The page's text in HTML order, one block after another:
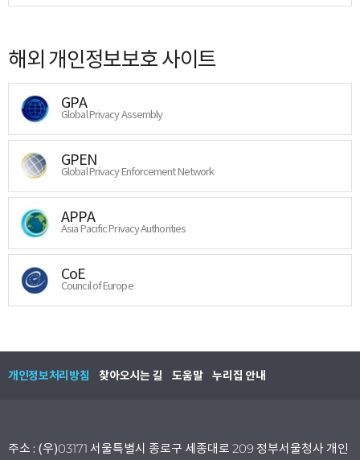
해외 개인정보보호 사이트
GPA
Global Privacy Assembly
GPEN
Global Privacy Enforcement Network
APPA
Asia Pacific Privacy Authorities
CoE
Council of Europe
개인정보처리방침 찾아오시는 길 도움말 누리집 안내
주소 : (우)03171 서울특별시 종로구 세종대로 209 정부서울청사 개인